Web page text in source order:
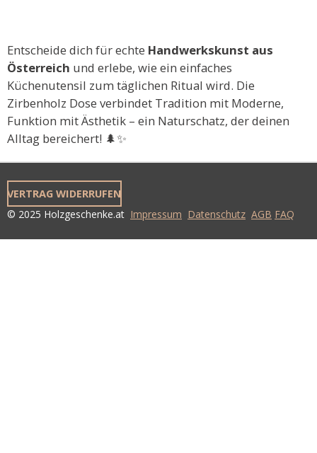
Entscheide dich für echte Handwerkskunst aus
Österreich und erlebe, wie ein einfaches
Küchenutensil zum täglichen Ritual wird. Die
Zirbenholz Dose verbindet Tradition mit Moderne,
Funktion mit Ästhetik – ein Naturschatz, der deinen
Alltag bereichert! 🌲✨
VERTRAG WIDERRUFEN
© 2025 Holzgeschenke.at Impressum Datenschutz AGB FAQ